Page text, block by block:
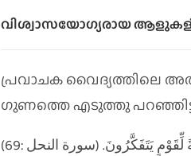
വിശ്വാസയോഗ്യരായ
പ്രവാചക വൈദ്യത്തിലെ
ഗുണത്തെ എടുത്തു
يَتَفَكَّرُونَ. (سورة النحل :69)